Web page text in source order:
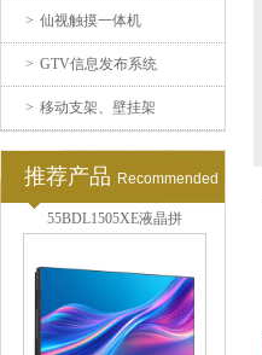
> 仙视触摸一体机
> GTV信息发布系统
> 移动支架、壁挂架
推荐产品 Recommended
PHILIPS飞利浦
55BDL1505XE液晶拼